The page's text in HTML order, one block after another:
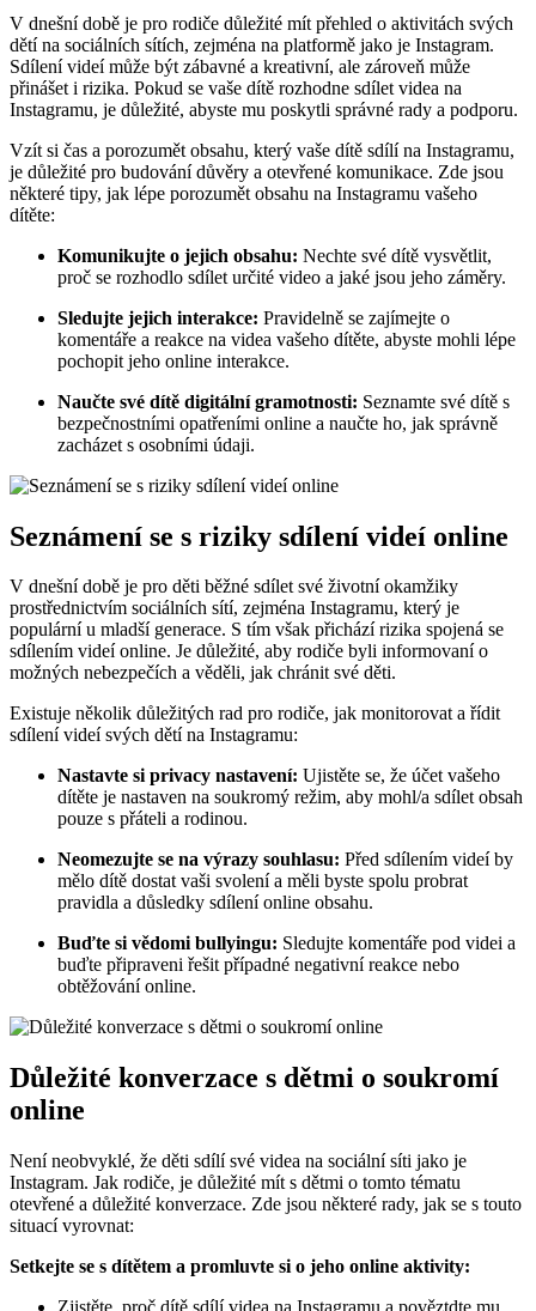
V dnešní době je pro rodiče důležité mít přehled o aktivitách svých
dětí na sociálních sítích, zejména na platformě jako je Instagram.
Sdílení videí může být zábavné a kreativní, ale zároveň může
přinášet i rizika. Pokud se vaše dítě rozhodne sdílet videa na
Instagramu, je důležité, abyste mu poskytli správné rady a podporu.
Vzít si čas a porozumět obsahu, který vaše dítě sdílí na Instagramu,
je důležité pro budování důvěry a otevřené komunikace. Zde jsou
některé tipy, jak lépe porozumět obsahu na Instagramu vašeho
dítěte:
Komunikujte o jejich obsahu: Nechte své dítě vysvětlit,
proč se rozhodlo sdílet určité video a jaké jsou jeho záměry.
Sledujte jejich interakce: Pravidelně se zajímejte o
komentáře a reakce na videa vašeho dítěte, abyste mohli lépe
pochopit jeho online interakce.
Naučte své dítě digitální gramotnosti: Seznamte své dítě s
bezpečnostními opatřeními online a naučte ho, jak správně
zacházet s osobními údaji.
Seznámení se s riziky sdílení videí online
V dnešní době je pro děti běžné sdílet své životní okamžiky
prostřednictvím sociálních sítí, zejména Instagramu, který je
populární u mladší generace. S tím však přichází rizika spojená se
sdílením videí online. Je důležité, aby rodiče byli informovaní o
možných nebezpečích a věděli, jak chránit své děti.
Existuje několik důležitých rad pro rodiče, jak monitorovat a řídit
sdílení videí svých dětí na Instagramu:
Nastavte si privacy nastavení: Ujistěte se, že účet vašeho
dítěte je nastaven na soukromý režim, aby mohl/a sdílet obsah
pouze s přáteli a rodinou.
Neomezujte se na výrazy souhlasu: Před sdílením videí by
mělo dítě dostat vaši svolení a měli byste spolu probrat
pravidla a důsledky sdílení online obsahu.
Buďte si vědomi bullyingu: Sledujte komentáře pod videi a
buďte připraveni řešit případné negativní reakce nebo
obtěžování online.
Důležité konverzace s dětmi o soukromí
online
Není neobvyklé, že děti sdílí své videa na sociální síti jako je
Instagram. Jak rodiče, je důležité mít s dětmi o tomto tématu
otevřené a důležité konverzace. Zde jsou některé rady, jak se s touto
situací vyrovnat:
Setkejte se s dítětem a promluvte si o jeho online aktivity: